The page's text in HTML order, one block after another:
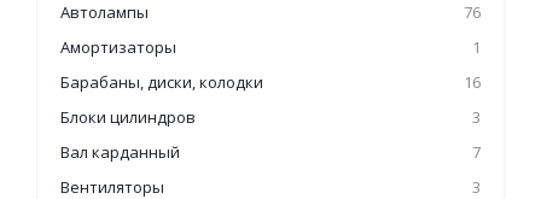
Автолампы
76
Амортизаторы
1
Барабаны, диски, колодки
16
Блоки цилиндров
3
Вал карданный
7
Вентиляторы
3